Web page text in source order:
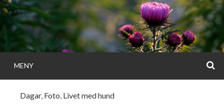
Gå
direkt
till
innehållet
MENY
Dagar, Foto, Livet med hund